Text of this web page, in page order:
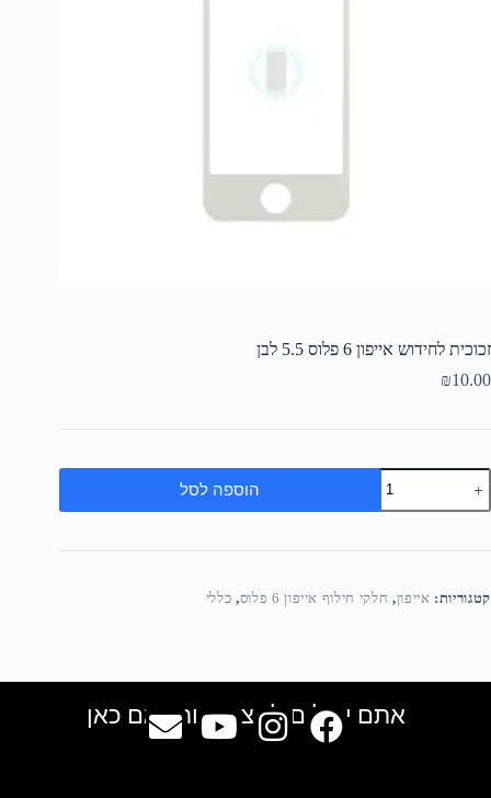
זכוכית לחידוש אייפון 6 פלוס 5.5 לבן
₪10.00
הוספה לסל
קטגוריות: אייפון, חלקי חילוף אייפון 6 פלוס , כללי
אתם יכולים למצוא אותנו גם כאן